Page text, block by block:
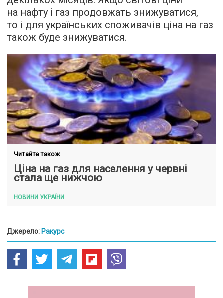
на нафту і газ продовжать знижуватися,
то і для українських споживачів ціна на газ
також буде знижуватися.
Читайте також
Ціна на газ для населення у червні
стала ще нижчою
НОВИНИ УКРАЇНИ
Джерело: Ракурс